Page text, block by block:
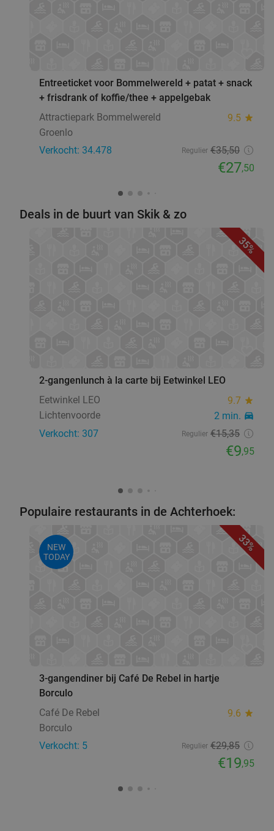
Entreeticket voor Bommelwereld + patat + snack
+ frisdrank of koffie/thee + appelgebak
Attractiepark Bommelwereld
9.5 star
Groenlo
Verkocht: 34.478
Regulier €35,50
€27,50
Deals in de buurt van Skik & zo
35%
2-gangenlunch à la carte bij Eetwinkel LEO
Eetwinkel LEO
9.7 star
Lichtenvoorde 2 min. directions_car
Verkocht: 307 Regulier €15,35
€9,95
Populaire restaurants in de Achterhoek:
33%
NEW
TODAY
3-gangendiner bij Café De Rebel in hartje
Borculo
Café De Rebel
9.6 star
Borculo
Verkocht: 5
Regulier €29,85
€19,95